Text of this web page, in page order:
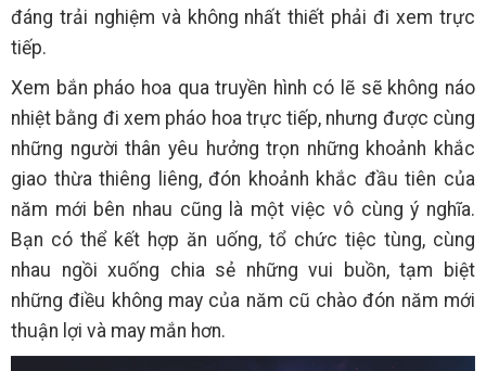
đáng trải nghiệm và không nhất thiết phải đi xem trực
tiếp.
Xem bắn pháo hoa qua truyền hình có lẽ sẽ không náo
nhiệt bằng đi xem pháo hoa trực tiếp, nhưng được cùng
những người thân yêu hưởng trọn những khoảnh khắc
giao thừa thiêng liêng, đón khoảnh khắc đầu tiên của
năm mới bên nhau cũng là một việc vô cùng ý nghĩa.
Bạn có thể kết hợp ăn uống, tổ chức tiệc tùng, cùng
nhau ngồi xuống chia sẻ những vui buồn, tạm biệt
những điều không may của năm cũ chào đón năm mới
thuận lợi và may mắn hơn.